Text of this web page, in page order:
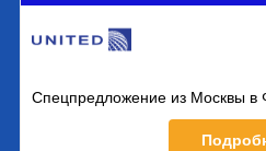
Спецпредложение из Москвы в